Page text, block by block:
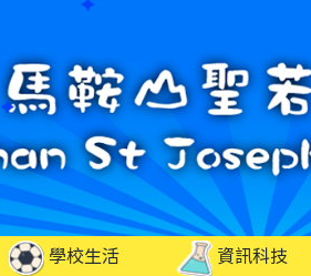
學校生活 資訊科技